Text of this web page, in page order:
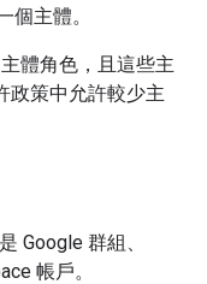
主體。
體角色，且這些主
政策中允許較少主
Google 群組、
帳戶。